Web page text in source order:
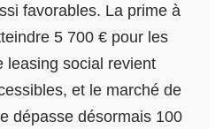
favorables. La prime à
5 700 € pour les
leasing social revient
et le marché de
dépasse désormais 100